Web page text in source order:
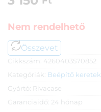
Nem rendelhető
Összevet
Cikkszám: 4260403570852
Kategóriák: Beépítő keretek
Gyártó: Rivacase
Garanciaidő: 24 hónap